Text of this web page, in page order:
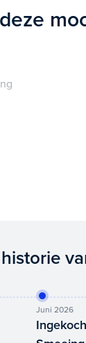
Juni 2026